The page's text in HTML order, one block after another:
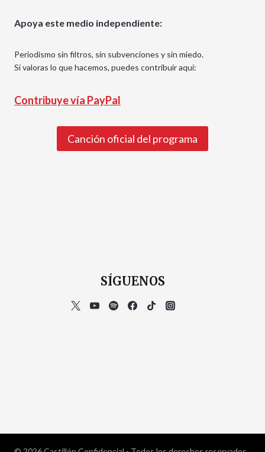
Apoya este medio independiente:
Periodismo sin filtros, sin subvenciones y sin miedo.
Si valoras lo que hacemos, puedes contribuir aquí:
Contribuye vía PayPal
Canción oficial del programa
SÍGUENOS